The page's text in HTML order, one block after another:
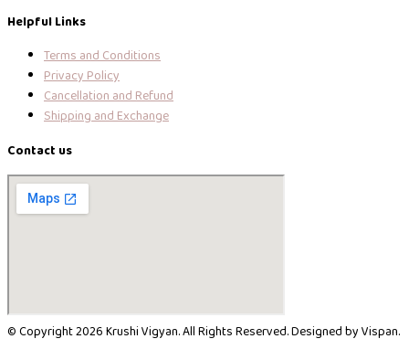
Helpful Links
Terms and Conditions
Privacy Policy
Cancellation and Refund
Shipping and Exchange
Contact us
© Copyright 2026 Krushi Vigyan. All Rights Reserved. Designed by Vispan.